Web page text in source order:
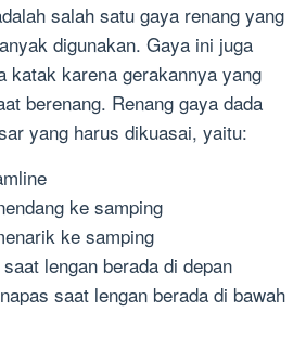
salah satu gaya renang yang
digunakan. Gaya ini juga
katak karena gerakannya yang
berenang. Renang gaya dada
yang harus dikuasai, yaitu:
ke samping
ke samping
lengan berada di depan
saat lengan berada di bawah